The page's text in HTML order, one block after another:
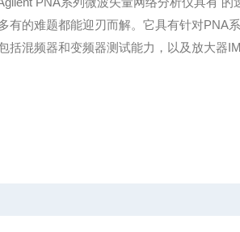
有的难题都能迎刃而解。它具有针对PNA
括混频器和变频器测试能力，以及放大器